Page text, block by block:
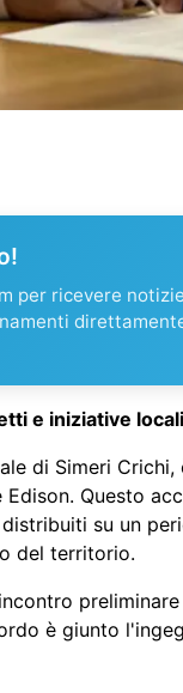
per ricevere
e iniziative
di Simeri
Questo
su un
del territorio.
è giunto